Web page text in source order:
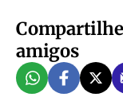
amigos